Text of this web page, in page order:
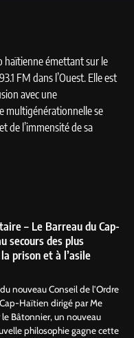
haïtienne émettant sur le
FM dans l’Ouest. Elle est
avec une
multigénérationnelle se
de l’immensité de sa
– Le Barreau du Cap-
secours des plus
prison et à l’asile
nouveau Conseil de l’Ordre
Haïtien dirigé par Me
Bâtonnier, un nouveau
philosophie gagne cette